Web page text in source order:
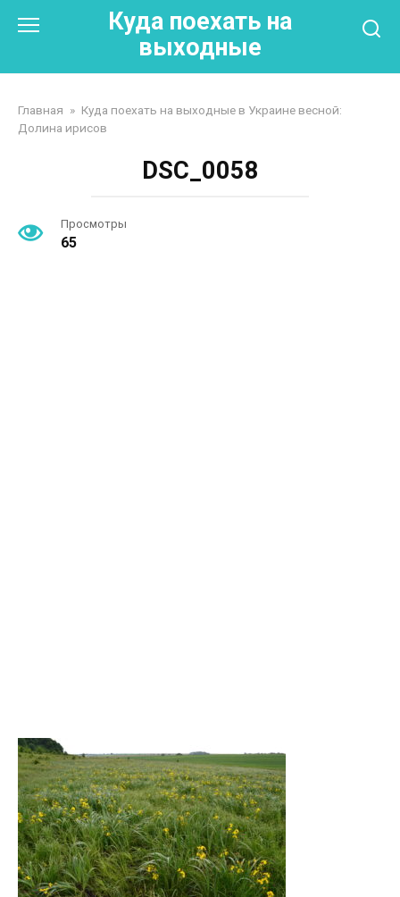
Куда поехать на
выходные
Главная » Куда поехать на выходные в Украине весной:
Долина ирисов
DSC_0058
Просмотры
65